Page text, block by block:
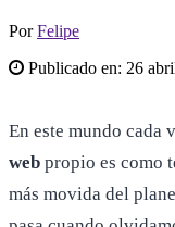
PorFelipe
Publicado en: 26
En este mundo cada
web propio es como
más movida del